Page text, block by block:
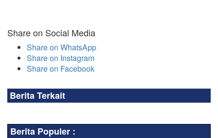
Share on Social Media
Share on WhatsApp
Share on Instagram
Share on Facebook
Berita Terkait
Berita Populer :